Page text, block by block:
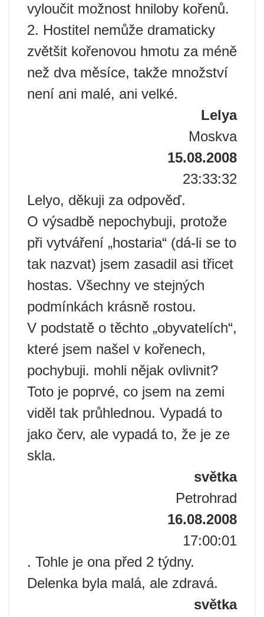
vyloučit možnost hniloby kořenů.
2. Hostitel nemůže dramaticky
zvětšit kořenovou hmotu za méně
než dva měsíce, takže množství
není ani malé, ani velké.
Lelya
Moskva
15.08.2008
23:33:32
Lelyo, děkuji za odpověď.
O výsadbě nepochybuji, protože
při vytváření „hostaria“ (dá-li se to
tak nazvat) jsem zasadil asi třicet
hostas. Všechny ve stejných
podmínkách krásně rostou.
V podstatě o těchto „obyvatelích“,
které jsem našel v kořenech,
pochybuji. mohli nějak ovlivnit?
Toto je poprvé, co jsem na zemi
viděl tak průhlednou. Vypadá to
jako červ, ale vypadá to, že je ze
skla.
světka
Petrohrad
16.08.2008
17:00:01
. Tohle je ona před 2 týdny.
Delenka byla malá, ale zdravá.
světka